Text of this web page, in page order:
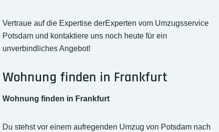
Vertraue auf die Expertise derExperten vom Umzugsservice
Potsdam und kontaktiere uns noch heute für ein
unverbindliches Angebot!
Wohnung finden in Frankfurt
Wohnung finden in Frankfurt
Du stehst vor einem aufregenden Umzug von Potsdam nach